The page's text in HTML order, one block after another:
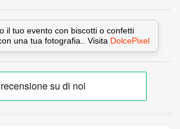
il tuo evento con biscotti o confetti
una tua fotografia.. Visita DolcePixel